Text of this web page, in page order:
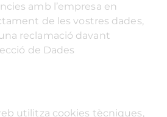
amb l’empresa en
de les vostres dades,
reclamació davant
de Dades
utilitza cookies tècniques,